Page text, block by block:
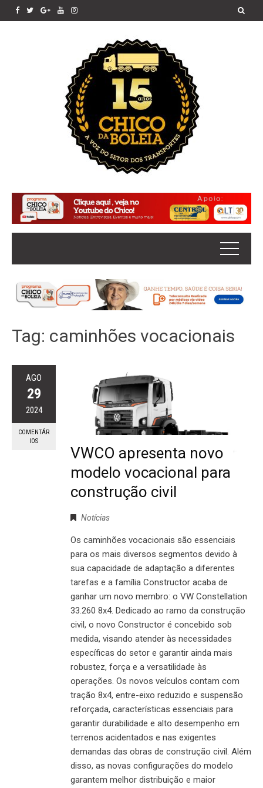
Tag: caminhões vocacionais
AGO
29
2024
COMENTÁR
IOS
VWCO apresenta novo
modelo vocacional para
construção civil
Notícias
Os caminhões vocacionais são essenciais
para os mais diversos segmentos devido à
sua capacidade de adaptação a diferentes
tarefas e a família Constructor acaba de
ganhar um novo membro: o VW Constellation
33.260 8x4. Dedicado ao ramo da construção
civil, o novo Constructor é concebido sob
medida, visando atender às necessidades
específicas do setor e garantir ainda mais
robustez, força e a versatilidade às
operações. Os novos veículos contam com
tração 8x4, entre-eixo reduzido e suspensão
reforçada, características essenciais para
garantir durabilidade e alto desempenho em
terrenos acidentados e nas exigentes
demandas das obras de construção civil. Além
disso, as novas configurações do modelo
garantem melhor distribuição e maior